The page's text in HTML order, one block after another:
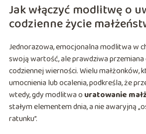
Jak włączyć modlitwę o
codzienne życie
Jednorazowa, emocjonalna modlitwa w
swoją wartość, ale prawdziwa
codziennej wierności. Wielu małżonków,
umocnienia lub ocalenia, podkreśla, że
wtedy, gdy modlitwa o uratowanie
stałym elementem dnia, a nie awaryjną
ratunku”.